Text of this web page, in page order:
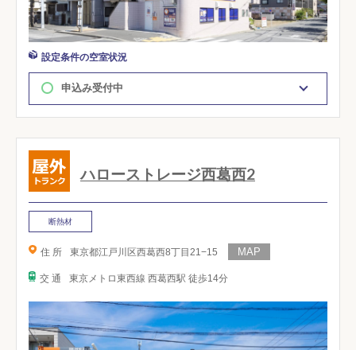
設定条件の空室状況
申込み受付中
ハローストレージ西葛西2
断熱材
住 所 東京都江戸川区西葛西8丁目21−15
交 通 東京メトロ東西線 西葛西駅 徒歩14分